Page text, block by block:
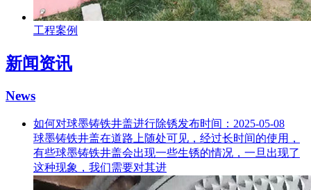
工程案例
新闻资讯
News
如何对球墨铸铁井盖进行除锈发布时间：2025-05-08
球墨铸铁井盖在道路上随处可见，经过长时间的使用，
有些球墨铸铁井盖会出现一些生锈的情况，一旦出现了
这种现象，我们需要对其进